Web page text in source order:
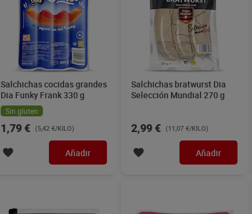
Salchichas cocidas grandes
Dia Funky Frank 330 g
Sin gluten
1,79 € (5,42 €/KILO)
Añadir
Salchichas bratwurst Dia
Selección Mundial 270 g
2,99 € (11,07 €/KILO)
Añadir